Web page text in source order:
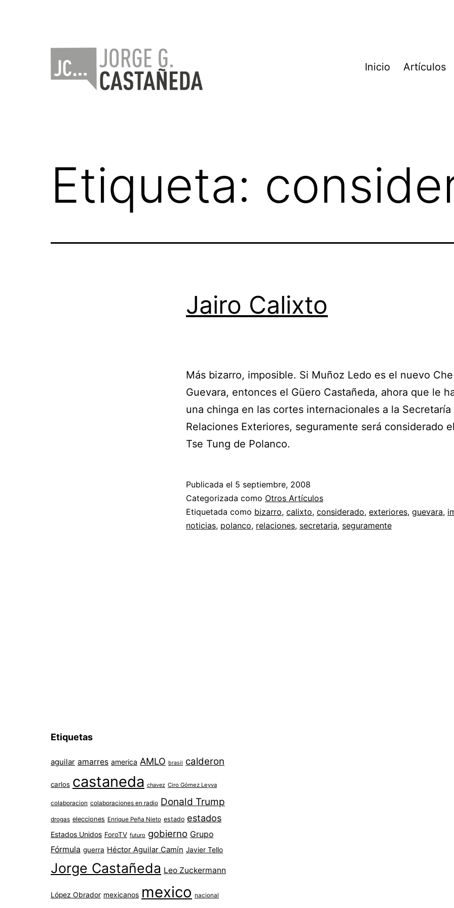
Inicio Artículos
Etiqueta:
Jairo Calixto
Más bizarro, imposible. Si Muñoz Ledo es el nuevo Che
Guevara, entonces el Güero Castañeda, ahora que le
una chinga en las cortes internacionales a la Secretaría
Relaciones Exteriores, seguramente será considerado
Tse Tung de Polanco.
Publicada el 5 septiembre, 2008
Categorizada como Otros Artículos
Etiquetada como bizarro, calixto, considerado, exteriores, guevara,
noticias, polanco, relaciones, secretaria, seguramente
Etiquetas
aguilar amarres america AMLO brasil calderon
carlos castaneda chavez Ciro Gómez Leyva
colaboracion colaboraciones en radio Donald Trump
drogas elecciones Enrique Peña Nieto estado estados
Estados Unidos ForoTV futuro gobierno Grupo
Fórmula guerra Héctor Aguilar Camín Javier Tello
Jorge Castañeda Leo Zuckermann
López Obrador mexicanos mexico nacional